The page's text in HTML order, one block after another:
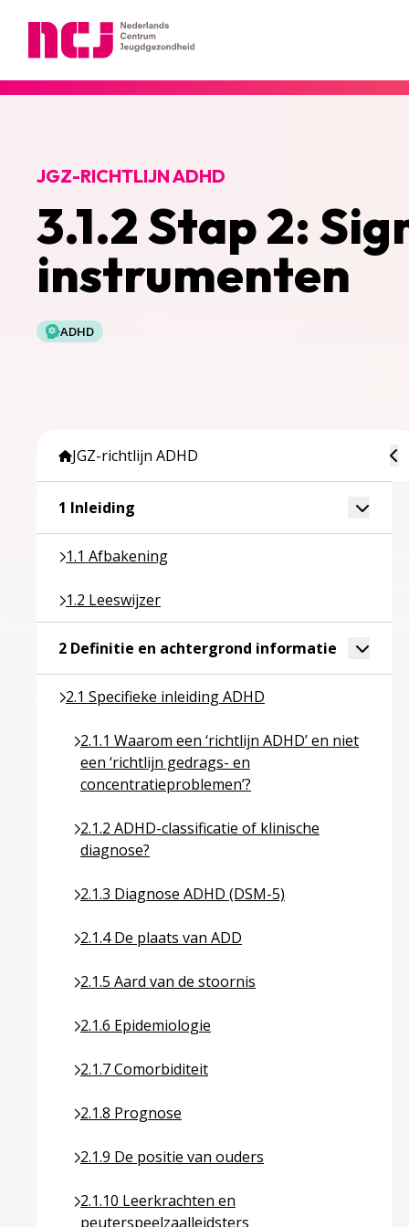
3.1.2 Stap 2:
instrumenten
JGZ-RICHTLIJN ADHD
ADHD
JGZ-richtlijn ADHD
1 Inleiding Toggle
1.1 Afbakening
Ga naar pagina over 1.1 Afbakening
1.2 Leeswijzer
Ga naar pagina over 1.2 Leeswijzer
2 Definitie en achtergrond informatie Ga naar
Toggle
2.1 Specifieke inleiding ADHD
Ga naar pagina over 2.1 Specifieke inleiding ADHD
2.1.1 Waarom een ‘richtlijn ADHD’ en niet
een ‘richtlijn gedrags- en
concentratieproblemen’?
Ga naar pagina over 2.1.1 Waarom een ‘richtlijn
2.1.2 ADHD-classificatie of klinische
diagnose?
Ga naar pagina over 2.1.2 ADHD-classificatie of
2.1.3 Diagnose ADHD (DSM-5)
Ga naar pagina over 2.1.3 Diagnose ADHD (DSM-5)
2.1.4 De plaats van ADD
Ga naar pagina over 2.1.4 De plaats van ADD
2.1.5 Aard van de stoornis
Ga naar pagina over 2.1.5 Aard van de stoornis
2.1.6 Epidemiologie
Ga naar pagina over 2.1.6 Epidemiologie
2.1.7 Comorbiditeit
Ga naar pagina over 2.1.7 Comorbiditeit
2.1.8 Prognose
Ga naar pagina over 2.1.8 Prognose
2.1.9 De positie van ouders
Ga naar pagina over 2.1.9 De positie van ouders
2.1.10 Leerkrachten en
peuterspeelzaalleidsters
Ga naar pagina over 2.1.10 Leerkrachten en